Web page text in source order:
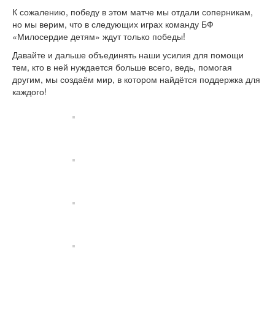
К сожалению, победу в этом матче мы отдали соперникам,
но мы верим, что в следующих играх команду БФ
«Милосердие детям» ждут только победы!
Давайте и дальше объединять наши усилия для помощи
тем, кто в ней нуждается больше всего, ведь, помогая
другим, мы создаём мир, в котором найдётся поддержка для
каждого!